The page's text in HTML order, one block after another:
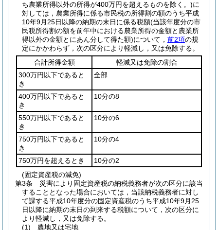
ち農業所得以外の所得が400万円を超えるものを除く。)に
対しては，農業所得に係る市民税の所得割の額のうち平成
10年9月25日以降の納期の末日に係る税額(当該年度分の市
民税所得割の額を前年中における農業所得の金額と農業所
得以外の金額とにあん分して得た額)について， 前2項の規
定にかかわらず，次の区分により軽減し，又は免除する。
合計所得金額
軽減又は免除の割合
300万円以下であると
き
全部
400万円以下であると
き
10分の8
550万円以下であると
き
10分の6
750万円以下であると
き
10分の4
750万円を超えるとき
10分の2
(固定資産税の減免)
第3条
災害により固定資産税の納税義務者が次の区分に該当
することとなった場合においては，当該納税義務者に対し
て課する平成10年度分の固定資産税のうち平成10年9月25
日以降に納期の末日の到来する税額について，次の区分に
より軽減し，又は免除する。
(1)
農地又は宅地